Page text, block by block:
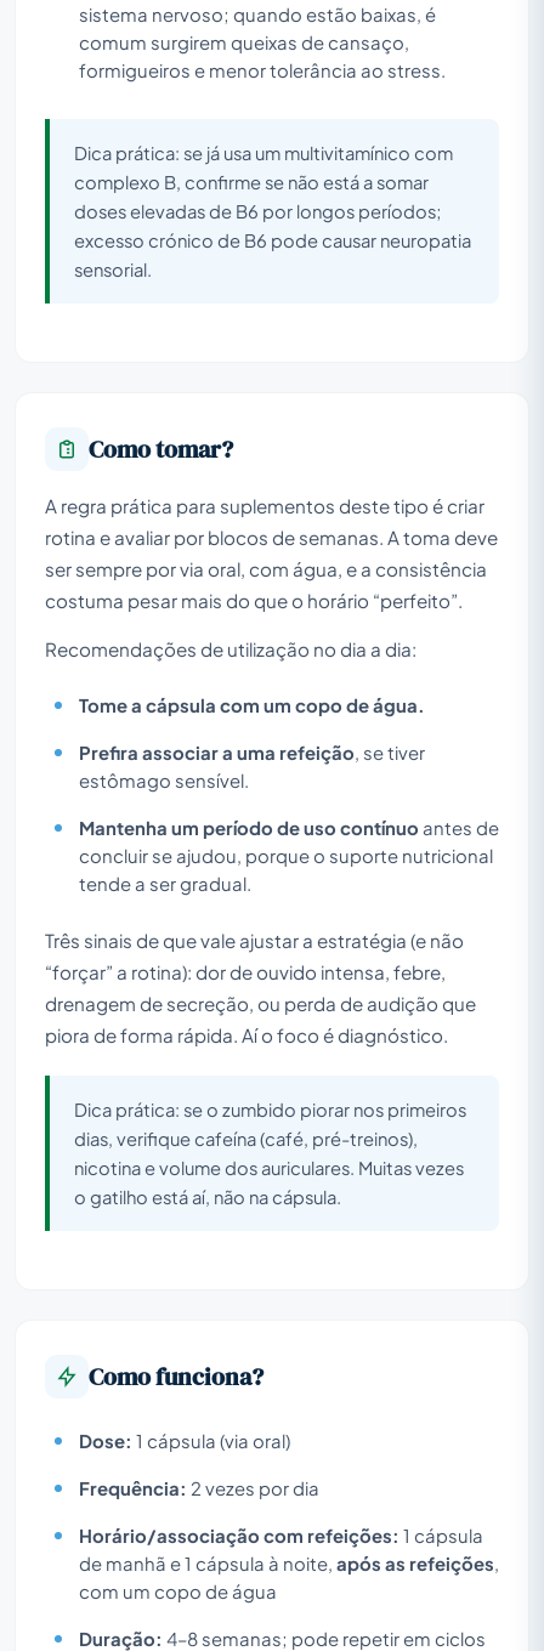
sistema nervoso; quando estão baixas, é
comum surgirem queixas de cansaço,
formigueiros e menor tolerância ao stress.
Dica prática: se já usa um multivitamínico com
complexo B, confirme se não está a somar
doses elevadas de B6 por longos períodos;
excesso crónico de B6 pode causar neuropatia
sensorial.
Como tomar?
A regra prática para suplementos deste tipo é criar
rotina e avaliar por blocos de semanas. A toma deve
ser sempre por via oral, com água, e a consistência
costuma pesar mais do que o horário “perfeito”.
Recomendações de utilização no dia a dia:
Tome a cápsula com um copo de água.
Prefira associar a uma refeição , se tiver
estômago sensível.
Mantenha um período de uso contínuo antes de
concluir se ajudou, porque o suporte nutricional
tende a ser gradual.
Três sinais de que vale ajustar a estratégia (e não
“forçar” a rotina): dor de ouvido intensa, febre,
drenagem de secreção, ou perda de audição que
piora de forma rápida. Aí o foco é diagnóstico.
Dica prática: se o zumbido piorar nos primeiros
dias, verifique cafeína (café, pré-treinos),
nicotina e volume dos auriculares. Muitas vezes
o gatilho está aí, não na cápsula.
Como funciona?
Dose: 1 cápsula (via oral)
Frequência: 2 vezes por dia
Horário/associação com refeições: 1 cápsula
de manhã e 1 cápsula à noite, após as refeições
com um copo de água
Duração: 4–8 semanas; pode repetir em ciclos